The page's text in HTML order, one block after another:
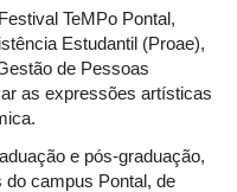
TeMPo Pontal,
Estudantil (Proae),
de Pessoas
as expressões artísticas
e pós-graduação,
campus Pontal, de